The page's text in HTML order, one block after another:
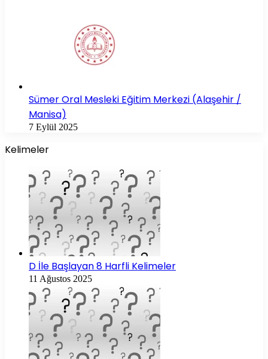
Sümer Oral Mesleki Eğitim Merkezi (Alaşehir /
Manisa)
7 Eylül 2025
Kelimeler
D İle Başlayan 8 Harfli Kelimeler
11 Ağustos 2025